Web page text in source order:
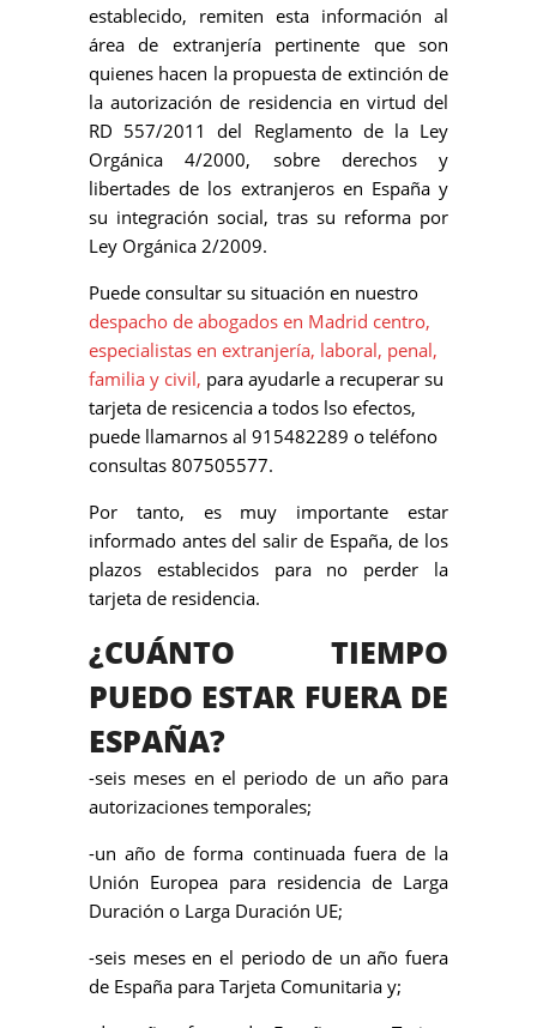
establecido, remiten esta información al
área de extranjería pertinente que son
quienes hacen la propuesta de extinción de
la autorización de residencia en virtud del
RD 557/2011 del Reglamento de la Ley
Orgánica 4/2000, sobre derechos y
libertades de los extranjeros en España y
su integración social, tras su reforma por
Ley Orgánica 2/2009.
Puede consultar su situación en nuestro
despacho de abogados en Madrid centro,
especialistas en extranjería, laboral, penal,
familia y civil, para ayudarle a recuperar su
tarjeta de resicencia a todos lso efectos,
puede llamarnos al 915482289 o teléfono
consultas 807505577.
Por tanto, es muy importante estar
informado antes del salir de España, de los
plazos establecidos para no perder la
tarjeta de residencia.
¿CUÁNTO TIEMPO
PUEDO ESTAR FUERA DE
ESPAÑA?
-seis meses en el periodo de un año para
autorizaciones temporales;
-un año de forma continuada fuera de la
Unión Europea para residencia de Larga
Duración o Larga Duración UE;
-seis meses en el periodo de un año fuera
de España para Tarjeta Comunitaria y;